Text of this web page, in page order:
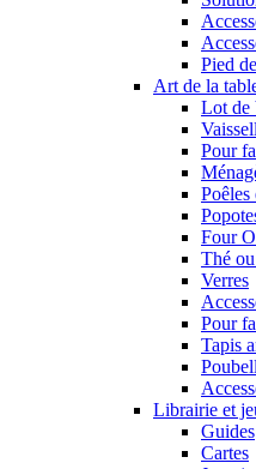
Pied
Art de la
Lot de
Pour
Poêles
Four
Thé
Verres
Pour
Tapis
Librairie et
Guides
Cartes